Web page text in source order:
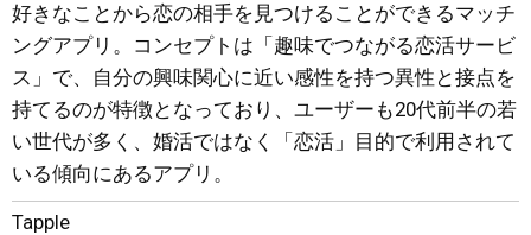
好きなことから恋の相手を見つけることができるマッチ
ングアプリ。コンセプトは「趣味でつながる恋活サービ
ス」で、自分の興味関心に近い感性を持つ異性と接点を
持てるのが特徴となっており、ユーザーも20代前半の若
い世代が多く、婚活ではなく「恋活」目的で利用されて
いる傾向にあるアプリ。
Tapple